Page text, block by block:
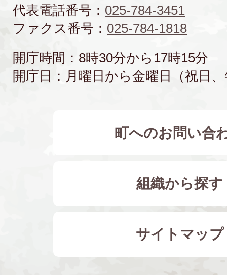
代表電話番号： 025-784-3451
ファクス番号： 025-784-1818
開庁時間：8時30分から17時15分
開庁日：月曜日から金曜日（祝日
町へのお問い合
組織から探す
サイトマップ